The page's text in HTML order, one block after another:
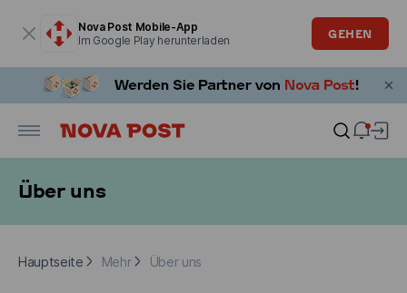
Nova Post Mobile-App
Im Google Play herunterladen
GEHEN
Über uns
Hauptseite
Mehr Über uns